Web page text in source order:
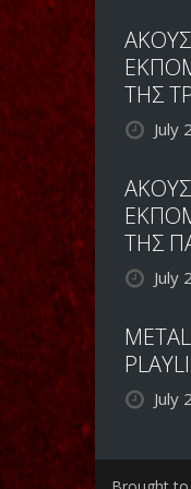
ΤΗΣ
July
ΤΗΣ
July
July